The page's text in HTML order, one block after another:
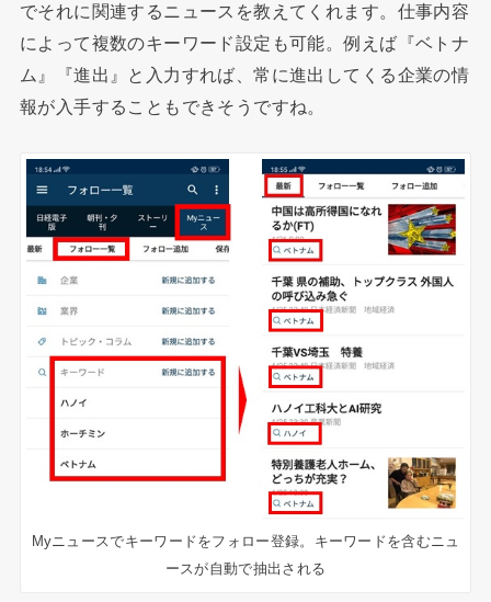
でそれに関連するニュースを教えてくれます。仕事内容
によって複数のキーワード設定も可能。例えば『ベトナ
ム』『進出』と入力すれば、常に進出してくる企業の情
報が入手することもできそうですね。
Myニュースでキーワードをフォロー登録。キーワードを含むニュ
ースが自動で抽出される